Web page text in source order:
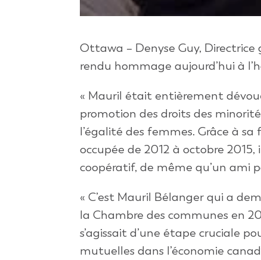
Ottawa – Denyse Guy,
rendu hommage aujourd’hui à
« Mauril était entièrement
promotion des droits des
l’égalité des femmes. Grâce à
occupée de 2012 à octobre
coopératif, de même qu’un ami
« C’est Mauril Bélanger qui a
la Chambre des communes en
s’agissait d’une étape cruciale
mutuelles dans l’économie